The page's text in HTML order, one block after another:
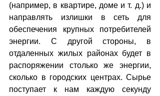
(например, в квартире, доме и т. д.) и
направлять излишки в сеть для
обеспечения крупных потребителей
энергии. С другой стороны, в
отдаленных жилых районах будет в
распоряжении столько же энергии,
сколько в городских центрах. Сырье
поступает к нам каждую секунду